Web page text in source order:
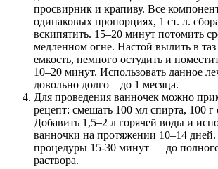
просвирник и крапиву. Все
одинаковых пропорциях, 1 ст. л.
вскипятить. 15–20 минут потомить
медленном огне. Настой вылить в
емкость, немного остудить и
10–20 минут. Использовать данное
довольно долго – до 1 месяца.
Для проведения ванночек можно
рецепт: смешать 100 мл спирта, 100 г
Добавить 1,5–2 л горячей воды и
ванночки на протяжении 10–14 дней.
процедуры 15-30 минут — до
раствора.